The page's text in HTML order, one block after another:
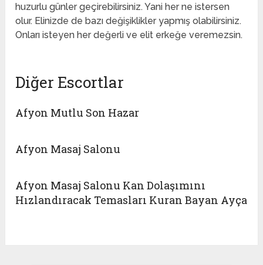
huzurlu günler geçirebilirsiniz. Yani her ne istersen
olur. Elinizde de bazı değişiklikler yapmış olabilirsiniz.
Onları isteyen her değerli ve elit erkeğe veremezsin.
Diğer Escortlar
Afyon Mutlu Son Hazar
Afyon Masaj Salonu
Afyon Masaj Salonu Kan Dolaşımını
Hızlandıracak Temasları Kuran Bayan Ayça